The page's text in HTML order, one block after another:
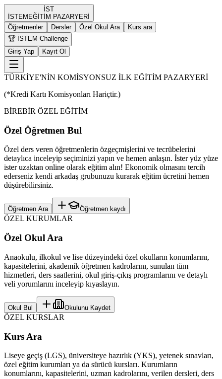
İST
İSTEM EĞİTİM PAZARYERİ
Öğretmenler
Dersler Özel Okul Ara
Kurs ara
🏆 İSTEM Challenge
Giriş Yap
Kayıt Ol
TÜRKİYE'NİN KOMİSYONSUZ İLK EĞİTİM PAZARYERİ
(*Kredi Kartı Komisyonları Hariçtir.)
BİREBİR ÖZEL EĞİTİM
Özel Öğretmen Bul
Özel ders veren öğretmenlerin özgeçmişlerini ve tecrübelerini
detaylıca inceleyip seçiminizi yapın ve hemen anlaşın. İster yüz yüze
ister uzaktan online olarak eğitim alın! Ekonomik olmasını tercih
ederseniz kendi arkadaş grubunuzu kurarak eğitim ücretini hemen
düşürebilirsiniz.
Öğretmen Ara Öğretmen kaydı
ÖZEL KURUMLAR
Özel Okul Ara
Anaokulu, ilkokul ve lise düzeyindeki özel okulların konumlarını,
kapasitelerini, akademik öğretmen kadrolarını, sunulan tüm
hizmetleri, ders saatlerini, okul giriş-çıkış programlarını ve detaylı
veli yorumlarını inceleyip kıyaslayın.
Okul Bul Okulunu Kaydet
ÖZEL KURSLAR
Kurs Ara
Liseye geçiş (LGS), üniversiteye hazırlık (YKS), yetenek sınavları,
özel eğitim kurumları ya da sürücü kursları. Kurumların
konumlarını, kapasitelerini, uzman kadrolarını, verilen dersleri, ders